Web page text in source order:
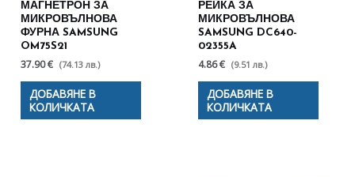
МАГНЕТРОН ЗА
МИКРОВЪЛНОВА
ФУРНА SAMSUNG
OM75S21
37.90 € (74.13 лв.)
ДОБАВЯНЕ В
КОЛИЧКАТА
РЕЙКА ЗА
МИКРОВЪЛНОВА
SAMSUNG DC640-
02355A
4.86 € (9.51 лв.)
ДОБАВЯНЕ В
КОЛИЧКАТА